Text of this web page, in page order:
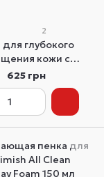
2
для глубокого
кожи с
детокса Medi-
Tox Deep Clear
150 мл.
625 грн